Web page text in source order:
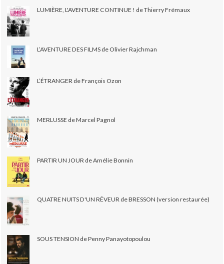
LUMIÈRE, L'AVENTURE CONTINUE ! de Thierry Frémaux
L’AVENTURE DES FILMS de Olivier Rajchman
L’ÉTRANGER de François Ozon
MERLUSSE de Marcel Pagnol
PARTIR UN JOUR de Amélie Bonnin
QUATRE NUITS D'UN RÊVEUR de BRESSON (version restaurée)
SOUS TENSION de Penny Panayotopoulou